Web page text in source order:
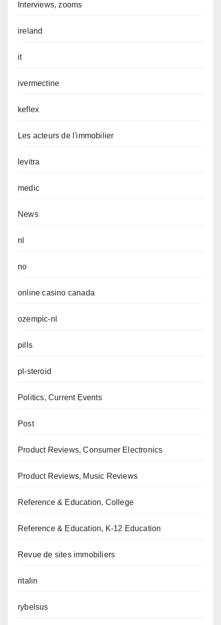
Interviews, zooms
ireland
it
ivermectine
keflex
Les acteurs de l'immobilier
levitra
medic
News
nl
no
online casino canada
ozempic-nl
pills
pl-steroid
Politics, Current Events
Post
Product Reviews, Consumer Electronics
Product Reviews, Music Reviews
Reference & Education, College
Reference & Education, K-12 Education
Revue de sites immobiliers
ritalin
rybelsus